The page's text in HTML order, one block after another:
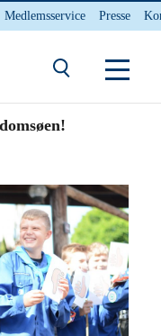
Medlemsservice Presse